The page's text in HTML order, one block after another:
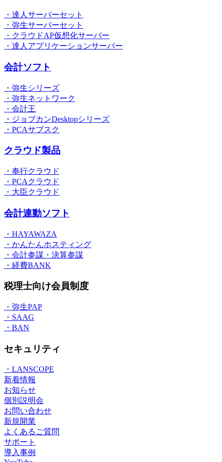
・達人サーバーセット
・弥生サーバーセット
・クラウドAP仮想化サーバー
・達人アプリケーションサーバー
会計ソフト
・弥生シリーズ
・弥生ネットワーク
・会計王
・ジョブカンDesktopシリーズ
・PCAサブスク
クラウド製品
・奉行クラウド
・PCAクラウド
・大臣クラウド
会計連動ソフト
・HAYAWAZA
・かんたんホスティング
・会計参謀・決算参謀
・経費BANK
税理士向け会員制度
・弥生PAP
・SAAG
・BAN
セキュリティ
・LANSCOPE
新着情報
お知らせ
個別説明会
お問い合わせ
新規開業
よくあるご質問
サポート
導入事例